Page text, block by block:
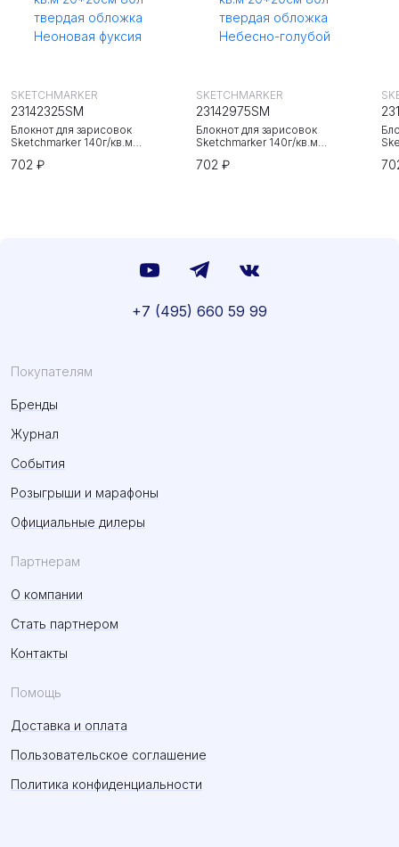
702 ₽
Блокнот для зарисовок
Sketchmarker 140г/кв.м
Неоновая фуксия
SKETCHMARKER
23142325SM
702 ₽
Блокнот для зарисовок
Sketchmarker 140г/кв.м
Небесно-голубой
SKETCHMARKER
23142975SM
Покупателям
Бренды
Журнал
События
Розыгрыши и марафоны
Официальные дилеры
Партнерам
О компании
Стать партнером
Контакты
Помощь
Доставка и оплата
Пользовательское соглашение
Политика конфиденциальности
+7 (495) 660 59 99